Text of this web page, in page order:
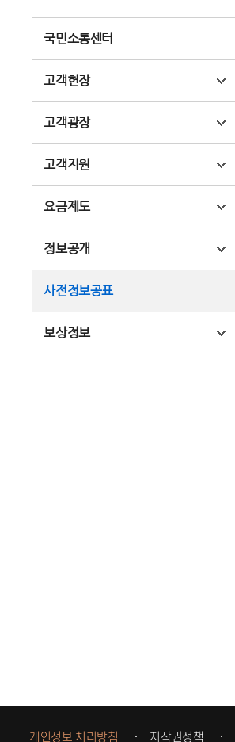
국민소통센터
고객헌장
고객광장
고객지원
요금제도
정보공개
사전정보공표
보상정보
개인정보 처리방침 저작권정책